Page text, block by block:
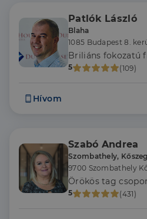
Patlók László
Blaha
1085 Budapest 8.
Briliáns fokozatú
5 (109)
Hívom
Szabó Andrea
Szombathely,
9700 Szombathely
Örökös tag
5 (431)